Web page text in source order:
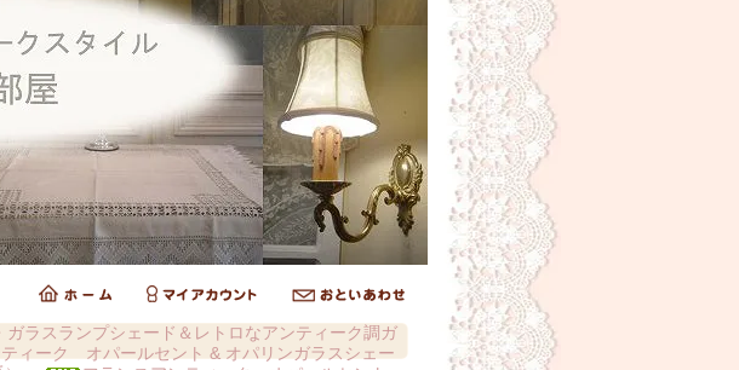
ガラスランプシェード＆レトロなアンティーク調ガ
ィーク オパールセント & オパリンガラスシェー